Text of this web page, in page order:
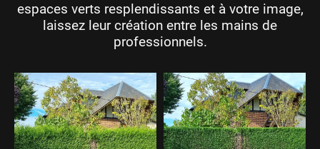
espaces verts resplendissants et à votre image,
laissez leur création entre les mains de
professionnels.